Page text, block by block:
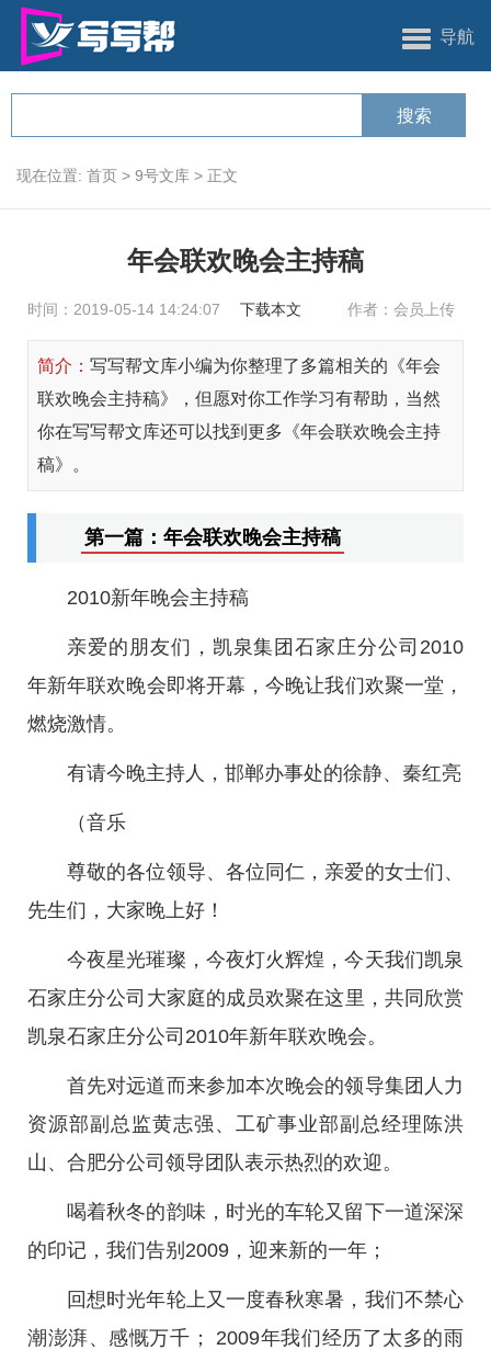
导航
现在位置: 首页 > 9号文库 > 正文
年会联欢晚会主持稿
时间：2019-05-14 14:24:07 下载本文 作者：会员上传
简介： 写写帮文库小编为你整理了多篇相关的《年会
联欢晚会主持稿》，但愿对你工作学习有帮助，当然
你在写写帮文库还可以找到更多《年会联欢晚会主持
稿》。
第一篇：年会联欢晚会主持稿
2010新年晚会主持稿
亲爱的朋友们，凯泉集团石家庄分公司2010
年新年联欢晚会即将开幕，今晚让我们欢聚一堂，
燃烧激情。
有请今晚主持人，邯郸办事处的徐静、秦红亮
（音乐
尊敬的各位领导、各位同仁，亲爱的女士们、
先生们，大家晚上好！
今夜星光璀璨，今夜灯火辉煌，今天我们凯泉
石家庄分公司大家庭的成员欢聚在这里，共同欣赏
凯泉石家庄分公司2010年新年联欢晚会。
首先对远道而来参加本次晚会的领导集团人力
资源部副总监黄志强、工矿事业部副总经理陈洪
山、合肥分公司领导团队表示热烈的欢迎。
喝着秋冬的韵味，时光的车轮又留下一道深深
的印记，我们告别2009，迎来新的一年；
回想时光年轮上又一度春秋寒暑，我们不禁心
潮澎湃、感慨万千； 2009年我们经历了太多的雨